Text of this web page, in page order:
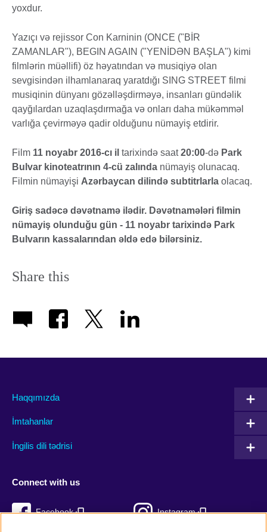
yoxdur.
Yazıçı və rejissor Con Karninin (ONCE ("BİR
ZAMANLAR"), BEGIN AGAIN ("YENİDƏN BAŞLA") kimi
filmlərin müəllifi) öz həyatından və musiqiyə olan
sevgisindən ilhamlanaraq yaratdığı SING STREET filmi
musiqinin dünyanı gözəlləşdirməyə, insanları gündəlik
qayğılardan uzaqlaşdırmağa və onları daha mükəmməl
varlığa çevirməyə qadir olduğunu nümayiş etdirir.
Film 11 noyabr 2016-cı il tarixində saat20:00-də Park
Bulvar kinoteatrının 4-cü zalında nümayiş olunacaq.
Filmin nümayişi Azərbaycan dilində subtitrlarla olacaq.
Giriş sadəcə dəvətnamə ilədir. Dəvətnamələri filmin
nümayiş olunduğu gün - 11 noyabr tarixində Park
Bulvarın kassalarından əldə edə bilərsiniz.
Share this
Haqqımızda
İmtahanlar
İngilis dili tədrisi
Connect with us
Facebook Instagram